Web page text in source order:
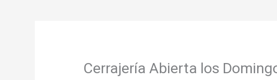
Cerrajería Abierta los